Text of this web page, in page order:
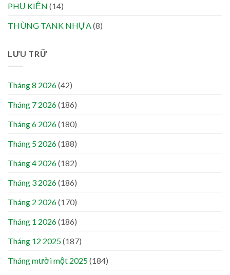
PHỤ KIỆN (14)
THÙNG TANK NHỰA(8)
LƯU TRỮ
Tháng 8 2026(42)
Tháng 7 2026(186)
Tháng 6 2026(180)
Tháng 5 2026(188)
Tháng 4 2026(182)
Tháng 3 2026(186)
Tháng 2 2026(170)
Tháng 1 2026(186)
Tháng 12 2025(187)
Tháng mười một 2025(184)